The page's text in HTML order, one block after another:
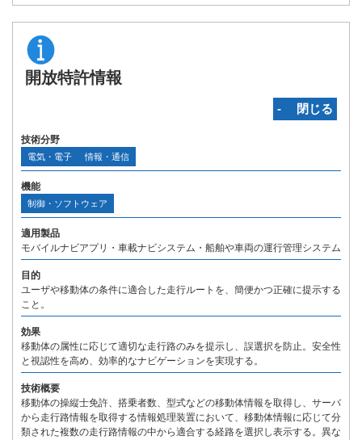
開放特許情報
‐ 閉じる
技術分野
電気・電子 情報・通信
機能
制御・ソフトウェア
適用製品
モバイルナビアプリ・車載ナビシステム・船舶や車両の運行管理システム
目的
ユーザや移動体の条件に適合した走行ルートを、簡便かつ正確に提示する
こと。
効果
移動体の属性に応じて適切な走行路のみを提示し、誤選択を防止。安全性
と視認性を高め、効率的なナビゲーションを実現する。
技術概要
移動体の操縦士免許、搭乗者数、型式などの移動体情報を取得し、サーバ
から走行路情報を取得する情報処理装置において、移動体情報に応じて分
類された複数の走行路情報の中から適合する経路を選択し表示する。異な